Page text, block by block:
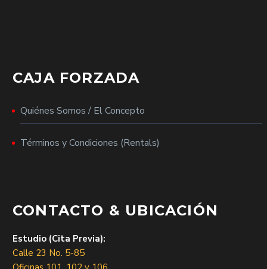
CAJA FORZADA
Quiénes Somos / El Concepto
Términos y Condiciones (Rentals)
CONTACTO & UBICACIÓN
Estudio (Cita Previa):
Calle 23 No. 5-85